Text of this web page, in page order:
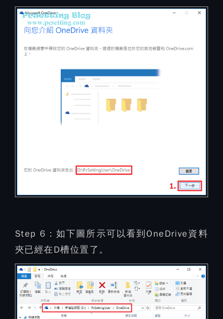
Step 6：如下圖所示可以看到OneDrive資料
夾已經在D槽位置了。